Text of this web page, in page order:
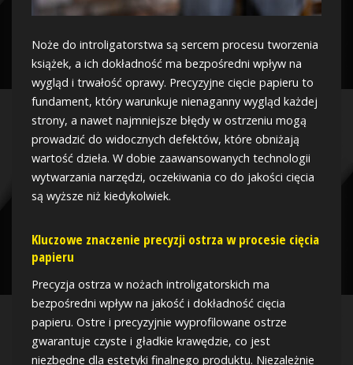
Noże do introligatorstwa są sercem procesu tworzenia
książek, a ich dokładność ma bezpośredni wpływ na
wygląd i trwałość oprawy. Precyzyjne cięcie papieru to
fundament, który warunkuje nienaganny wygląd każdej
strony, a nawet najmniejsze błędy w ostrzeniu mogą
prowadzić do widocznych defektów, które obniżają
wartość dzieła. W dobie zaawansowanych technologii
wytwarzania narzędzi, oczekiwania co do jakości cięcia
są wyższe niż kiedykolwiek.
Kluczowe znaczenie precyzji ostrza w procesie cięcia
papieru
Precyzja ostrza w nożach introligatorskich ma
bezpośredni wpływ na jakość i dokładność cięcia
papieru. Ostre i precyzyjnie wyprofilowane ostrze
gwarantuje czyste i gładkie krawędzie, co jest
niezbędne dla estetyki finalnego produktu. Niezależnie